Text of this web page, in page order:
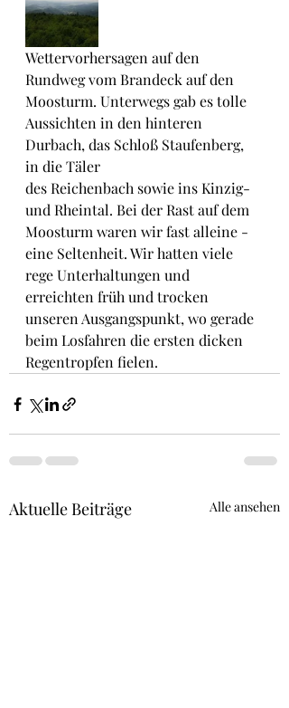
Wettervorhersagen auf den
Rundweg vom Brandeck auf den
Moosturm. Unterwegs gab es tolle
Aussichten in den hinteren
Durbach, das Schloß Staufenberg,
in die Täler
des Reichenbach sowie ins Kinzig-
und Rheintal. Bei der Rast auf dem
Moosturm waren wir fast alleine -
eine Seltenheit. Wir hatten viele
rege Unterhaltungen und
erreichten früh und trocken
unseren Ausgangspunkt, wo gerade
beim Losfahren die ersten dicken
Regentropfen fielen.
Aktuelle Beiträge Alle ansehen